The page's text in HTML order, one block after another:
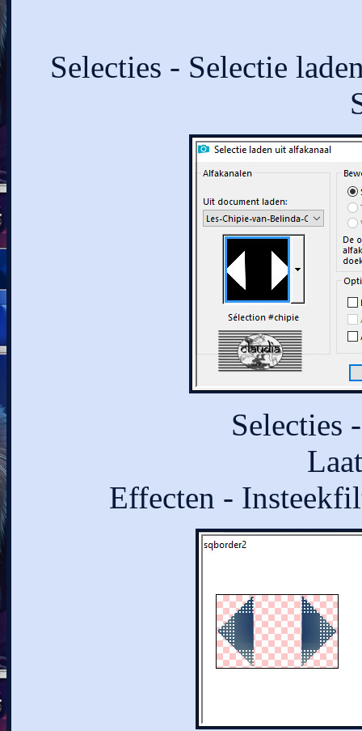
Selecties - Selectie
Selecties
Effecten -